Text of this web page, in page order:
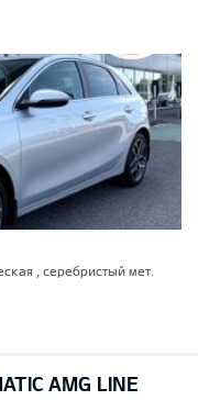
, серебристый мет.
AMG LINE